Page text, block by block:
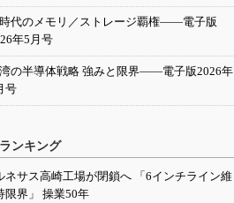
代のメモリ／ストレージ覇権――電子版
年5月号
の半導体戦略 強みと限界――電子版2026年
号
ンキング
ネサス高崎工場が閉鎖へ 「6インチライン維
限界」 操業50年